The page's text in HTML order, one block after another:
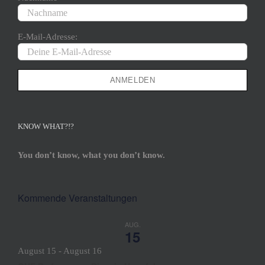
E-Mail-Adresse:
KNOW WHAT?!?
You don’t know, what you don’t know.
Kommende Veranstaltungen
AUG.
15
August 15 -August 16